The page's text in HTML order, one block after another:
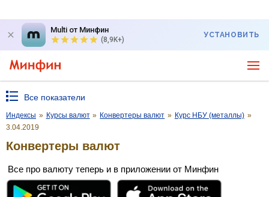
Multi от Минфин
(8,9K+)
УСТАНОВИТЬ
Все показатели
Индексы » Курсы валют » Конвертеры валют » Курс НБУ (металлы) »
3.04.2019
Конвертеры валют
Все про валюту теперь и в приложении от Минфин